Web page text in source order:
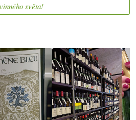
vinného světa!